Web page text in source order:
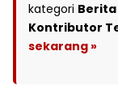
kategori
Kontributor
sekarang »